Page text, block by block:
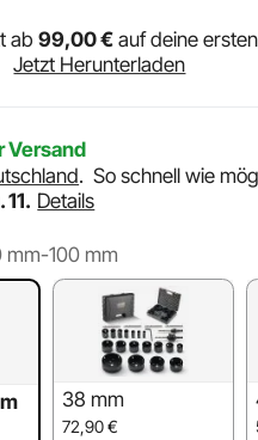
ab99,00€ auf deine
Jetzt Herunterladen
Versand
.So schnell wie
11. Details
mm-100 mm
38 mm
72,90€